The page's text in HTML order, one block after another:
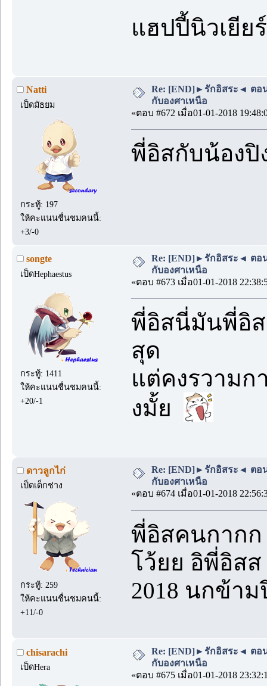
แฮปปี้นิวเยี
Natti
เป็ดมัธยม
กระทู้: 197
ให้คะแนนชื่นชมคนนี้:
+3/-0
Re: [END]►รักอิสระ◄ ตอ
กับองศาเหนือ
«ตอบ #672 เมื่อ01-01-2018
พี่อิสกับน้องปิ
songte
เป็ดHephaestus
กระทู้: 1411
ให้คะแนนชื่นชมคนนี้:
+20/-1
Re: [END]►รักอิสระ◄ ตอ
กับองศาเหนือ
«ตอบ #673 เมื่อ01-01-2018
พี่อิสนี่มันพี่อิส
สุด
แต่คงรวามก
งมั้ย
ดาวลูกไก่
เป็ดเด็กช่าง
กระทู้: 259
ให้คะแนนชื่นชมคนนี้:
+11/-0
Re: [END]►รักอิสระ◄ ตอ
กับองศาเหนือ
«ตอบ #674 เมื่อ01-01-2018
พี่อิสคนกากก
โว้ยย อิพี่อิส
2018 นกข้าม
chisarachi
เป็ดHera
Re: [END]►รักอิสระ◄ ตอ
กับองศาเหนือ
«ตอบ #675 เมื่อ01-01-2018